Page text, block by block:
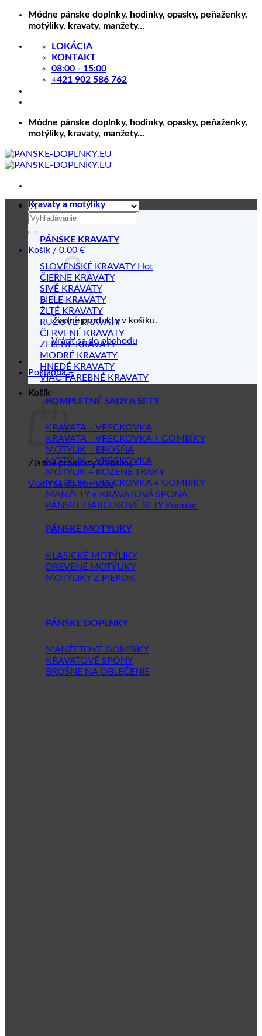
Skip
Módne pánske doplnky, hodinky, opasky, peňaženky,
motýliky, kravaty, manžety...
LOKÁCIA
KONTAKT
08:00 - 15:00
+421 902 586 762
Módne pánske doplnky, hodinky, opasky, peňaženky,
motýliky, kravaty, manžety...
Hľadať:
Košík / 0.00 €
Žiadne produkty v košíku.
Vrátiť sa do obchodu
Pokladňa +
Košík
Žiadne produkty v košíku.
Vrátiť sa do obchodu
Kravaty a motýliky
PÁNSKE KRAVATY
SLOVENSKÉ KRAVATY
ČIERNE KRAVATY
SIVÉ KRAVATY
BIELE KRAVATY
ŽLTÉ KRAVATY
RUŽOVÉ KRAVATY
ČERVENÉ KRAVATY
ZELENÉ KRAVATY
MODRÉ KRAVATY
HNEDÉ KRAVATY
VIAC-FAREBNÉ KRAVATY
KOMPLETNÉ SADY A SETY
KRAVATA + VRECKOVKA
KRAVATA + VRECKOVKA + GOMBÍKY
MOTÝLIK + BROŠŇA
MOTÝLIK + VRECKOVKA
MOTÝLIK + KOŽENÉ TRAKY
MOTÝLIK + VRECKOVKA + GOMBÍKY
MANŽETY + KRAVATOVÁ SPONA
PÁNSKE DARČEKOVÉ SETY
PÁNSKE MOTÝLIKY
KLASICKÉ MOTÝLIKY
DREVENÉ MOTÝLIKY
MOTÝLIKY Z PIEROK
PÁNSKE DOPLNKY
MANŽETOVÉ GOMBÍKY
KRAVATOVÉ SPONY
BROŠNE NA OBLEČENIE